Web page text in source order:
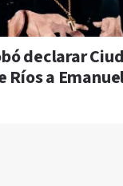
declarar
Ríos a